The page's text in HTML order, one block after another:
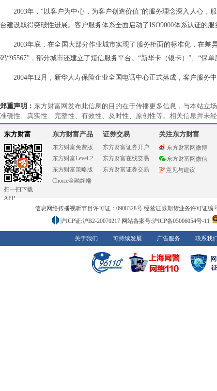
2003年，“以客户为中心，为客户创造价值”的服务理念深入人心
台建设取得突破性进展。客户服务体系全面启动了ISO9000体系认证的
2003年底，在全国大部分作业城市实现了服务柜面的标准化，在
码“95567”，部分城市还建立了短信服务平台。“新华卡（银卡）”、“保
2004年12月，新华人寿保险企业全国电话中心正式落成，客户服务
郑重声明： 东方财富网发布此信息的目的在于传播更多信息，与本站立
准确性、真实性、完整性、有效性、及时性、原创性等。相关信息并未
东方财富
扫一扫下载
APP
东方财富产品
东方财富免费版
东方财富Level-2
东方财富策略版
Choice金融终端
证券交易
东方财富证券开户
东方财富在线交易
东方财富证券交易
关注东方财富
东方财富网微博
东方财富网微信
意见与建议
信息网络传播视听节目许可证：0908328号 经营证券期货业务许可证编
沪ICP证:沪B2-20070217 网站备案号:沪ICP备05006054号-11
关于我们 可持续发展 广告服务 联系我